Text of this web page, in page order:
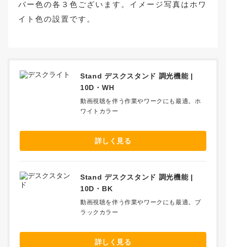
バー色の各３色ございます。イメージ写真はホワ
イト色の設置です。
Stand デスクスタンド 調光機能 |
10D・WH
動画視聴を伴う作業やワークにも最適。ホ
ワイトカラー
詳しく見る
Stand デスクスタンド 調光機能 |
10D・BK
動画視聴を伴う作業やワークにも最適。ブ
ラックカラー
詳しく見る